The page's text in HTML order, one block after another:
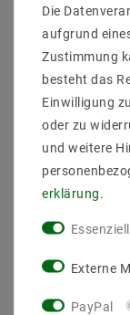
UVP 37,72 €
5 Meter | 5,77 €
Artikel
Die
aufgrund
Zustimmung
besteht das
Einwilligung
oder zu
und weitere
erklärung.
Essenziell
Externe
PayPal